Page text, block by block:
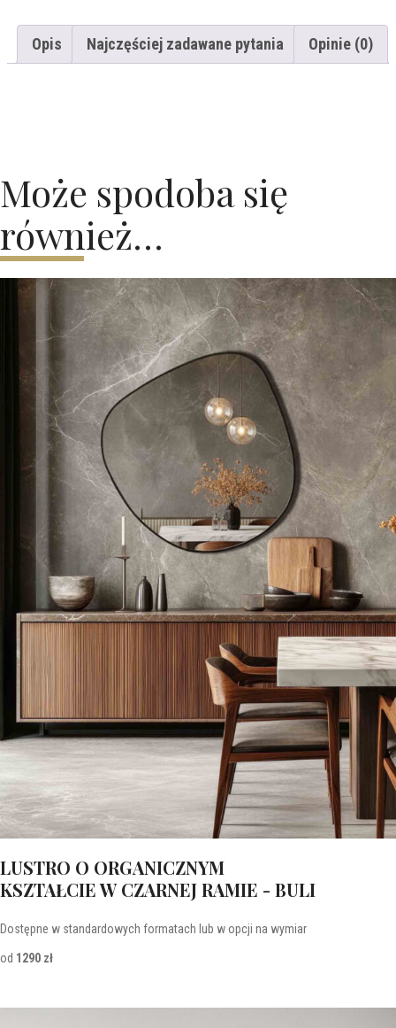
Opis Najczęściej zadawane pytania Opinie (0)
Może spodoba się
również…
LUSTRO O ORGANICZNYM
KSZTAŁCIE W CZARNEJ RAMIE - BULI
Dostępne w standardowych formatach lub w opcji na wymiar
od 1290 zł